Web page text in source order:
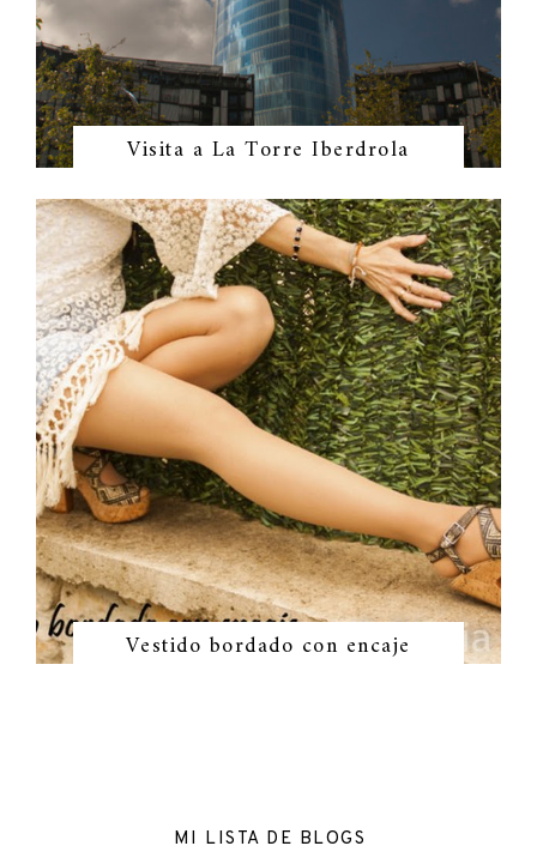
Visita a La Torre Iberdrola
Vestido bordado con encaje
MI LISTA DE BLOGS